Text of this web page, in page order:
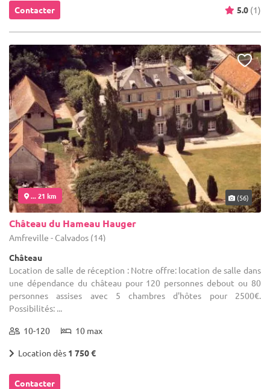
Contacter 5.0 (1)
... 21 km (56)
Château du Hameau Hauger
Amfreville - Calvados (14)
Château
Location de salle de réception : Notre offre: location de salle dans
une dépendance du château pour 120 personnes debout ou 80
personnes assises avec 5 chambres d'hôtes pour 2500€.
Possibilités: ...
10-120 10 max
Location dès 1 750 €
Contacter